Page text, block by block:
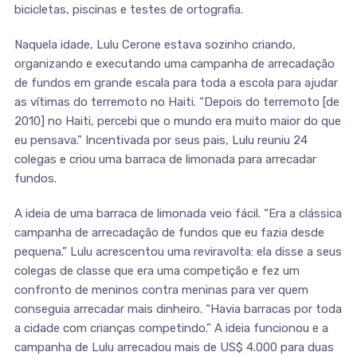
bicicletas, piscinas e testes de ortografia.
Naquela idade, Lulu Cerone estava sozinho criando,
organizando e executando uma campanha de arrecadação
de fundos em grande escala para toda a escola para ajudar
as vítimas do terremoto no Haiti. “Depois do terremoto [de
2010] no Haiti, percebi que o mundo era muito maior do que
eu pensava.” Incentivada por seus pais, Lulu reuniu 24
colegas e criou uma barraca de limonada para arrecadar
fundos.
A ideia de uma barraca de limonada veio fácil. “Era a clássica
campanha de arrecadação de fundos que eu fazia desde
pequena.” Lulu acrescentou uma reviravolta: ela disse a seus
colegas de classe que era uma competição e fez um
confronto de meninos contra meninas para ver quem
conseguia arrecadar mais dinheiro. “Havia barracas por toda
a cidade com crianças competindo.” A ideia funcionou e a
campanha de Lulu arrecadou mais de US$ 4.000 para duas